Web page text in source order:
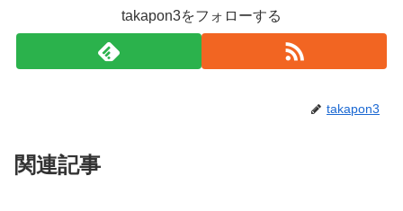
takapon3をフォローする
takapon3
関連記事